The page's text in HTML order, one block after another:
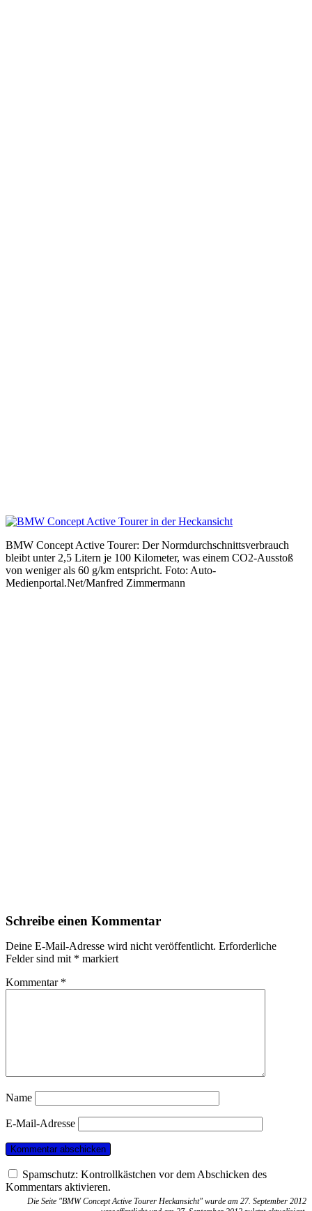
BMW Concept Active Tourer: Der Normdurchschnittsverbrauch
bleibt unter 2,5 Litern je 100 Kilometer, was einem CO2-Ausstoß
von weniger als 60 g/km entspricht. Foto: Auto-
Medienportal.Net/Manfred Zimmermann
Schreibe einen Kommentar
Deine E-Mail-Adresse wird nicht veröffentlicht. Erforderliche
Felder sind mit * markiert
Kommentar *
Name
E-Mail-Adresse
Spamschutz: Kontrollkästchen vor dem Abschicken des
Kommentars aktivieren.
Die Seite "BMW Concept Active Tourer Heckansicht" wurde am 27. September 2012